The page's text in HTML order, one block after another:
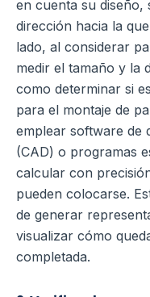
en cuenta su diseño,
dirección hacia la
lado, al considerar
medir el tamaño y la
como determinar si
para el montaje de
emplear software de
(CAD) o programas
calcular con
pueden colocarse.
de generar
visualizar cómo
completada.